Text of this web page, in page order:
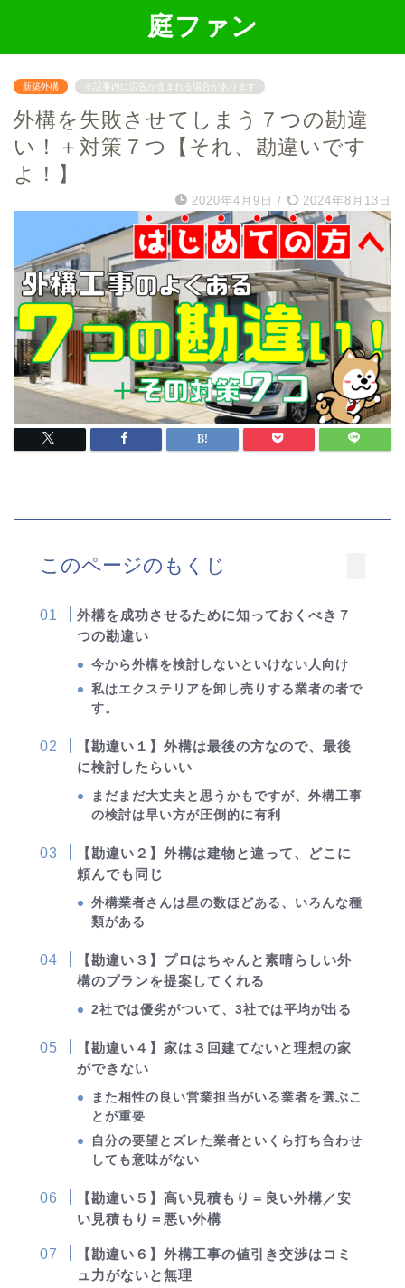
庭ファン
新築外構 ※記事内に広告が含まれる場合があります
外構を失敗させてしまう７つの勘違
い！＋対策７つ【それ、勘違いです
よ！】
2020年4月9日 / 2024年8月13日
このページのもくじ
外構を成功させるために知っておくべき７
つの勘違い
今から外構を検討しないといけない人向け
私はエクステリアを卸し売りする業者の者で
す。
【勘違い１】外構は最後の方なので、最後
に検討したらいい
まだまだ大丈夫と思うかもですが、外構工事
の検討は早い方が圧倒的に有利
【勘違い２】外構は建物と違って、どこに
頼んでも同じ
外構業者さんは星の数ほどある、いろんな種
類がある
【勘違い３】プロはちゃんと素晴らしい外
構のプランを提案してくれる
2社では優劣がついて、3社では平均が出る
【勘違い４】家は３回建てないと理想の家
ができない
また相性の良い営業担当がいる業者を選ぶこ
とが重要
自分の要望とズレた業者といくら打ち合わせ
しても意味がない
【勘違い５】高い見積もり＝良い外構／安
い見積もり＝悪い外構
【勘違い６】外構工事の値引き交渉はコミ
ュ力がないと無理